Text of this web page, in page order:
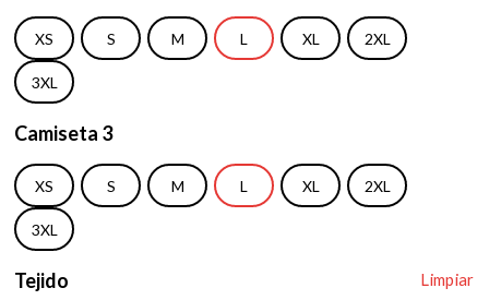
XS S M L XL 2XL
3XL
Camiseta 3
XS S M L XL 2XL
3XL
Tejido Limpiar